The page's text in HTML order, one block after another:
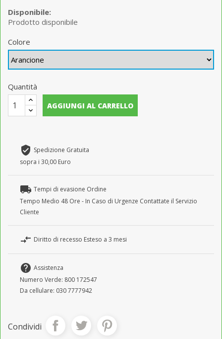
Disponibile:
Prodotto disponibile
Colore
Quantità
AGGIUNGI AL CARRELLO
verified_user Spedizione Gratuita
sopra i 30,00 Euro
local_shipping Tempi di evasione Ordine
Tempo Medio 48 Ore - In Caso di Urgenze Contattate il Servizio
Cliente
compare_arrows Diritto di recesso Esteso a 3 mesi
help Assistenza
Numero Verde: 800 172547
Da cellulare: 030 7777942
Condividi